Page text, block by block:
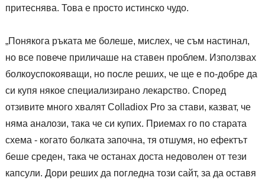
притеснява. Това е просто истинско чудо.
„Понякога ръката ме болеше, мислех, че съм настинал,
но все повече приличаше на ставен проблем. Използвах
болкоуспокояващи, но после реших, че ще е по-добре да
си купя някое специализирано лекарство. Според
отзивите много хвалят Colladiox Pro за стави, казват, че
няма аналози, така че си купих. Приемах го по старата
схема - когато болката започна, тя отшумя, но ефектът
беше среден, така че останах доста недоволен от тези
капсули. Дори реших да погледна този сайт, за да оставя